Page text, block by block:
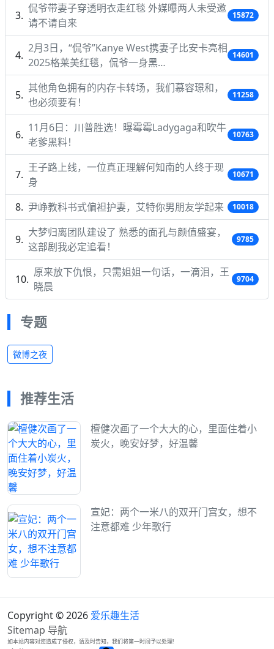
侃爷带妻子穿透明衣走红毯 外媒曝两人未受邀
请不请自来
15872
2月3日，“侃爷”Kanye West携妻子比安卡亮相
2025格莱美红毯，侃爷一身黑…
14601
其他角色拥有的内存卡转场，我们慕容璟和，
也必须要有！
11258
11月6日：川普胜选！曝霉霉Ladygaga和吹牛
老爹黑料！
10763
王子路上线，一位真正理解何知南的人终于现
身
10671
尹峥教科书式偏袒护妻，艾特你男朋友学起来 10018
大梦归离团队建设了 熟悉的面孔与颜值盛宴，
这部剧我必定追看！
9785
原来放下仇恨，只需姐姐一句话，一滴泪，王
晓晨
9704
专题
微博之夜
推荐生活
檀健次画了一个大大的心，里面住着小
炭火，晚安好梦，好温馨
宣妃：两个一米八的双开门宫女，想不
注意都难 少年歌行
Copyright © 2026 爱乐趣生活
Sitemap 导航
如本站内容对您造成了侵权，请及时告知，我们将第一时间予以处理!